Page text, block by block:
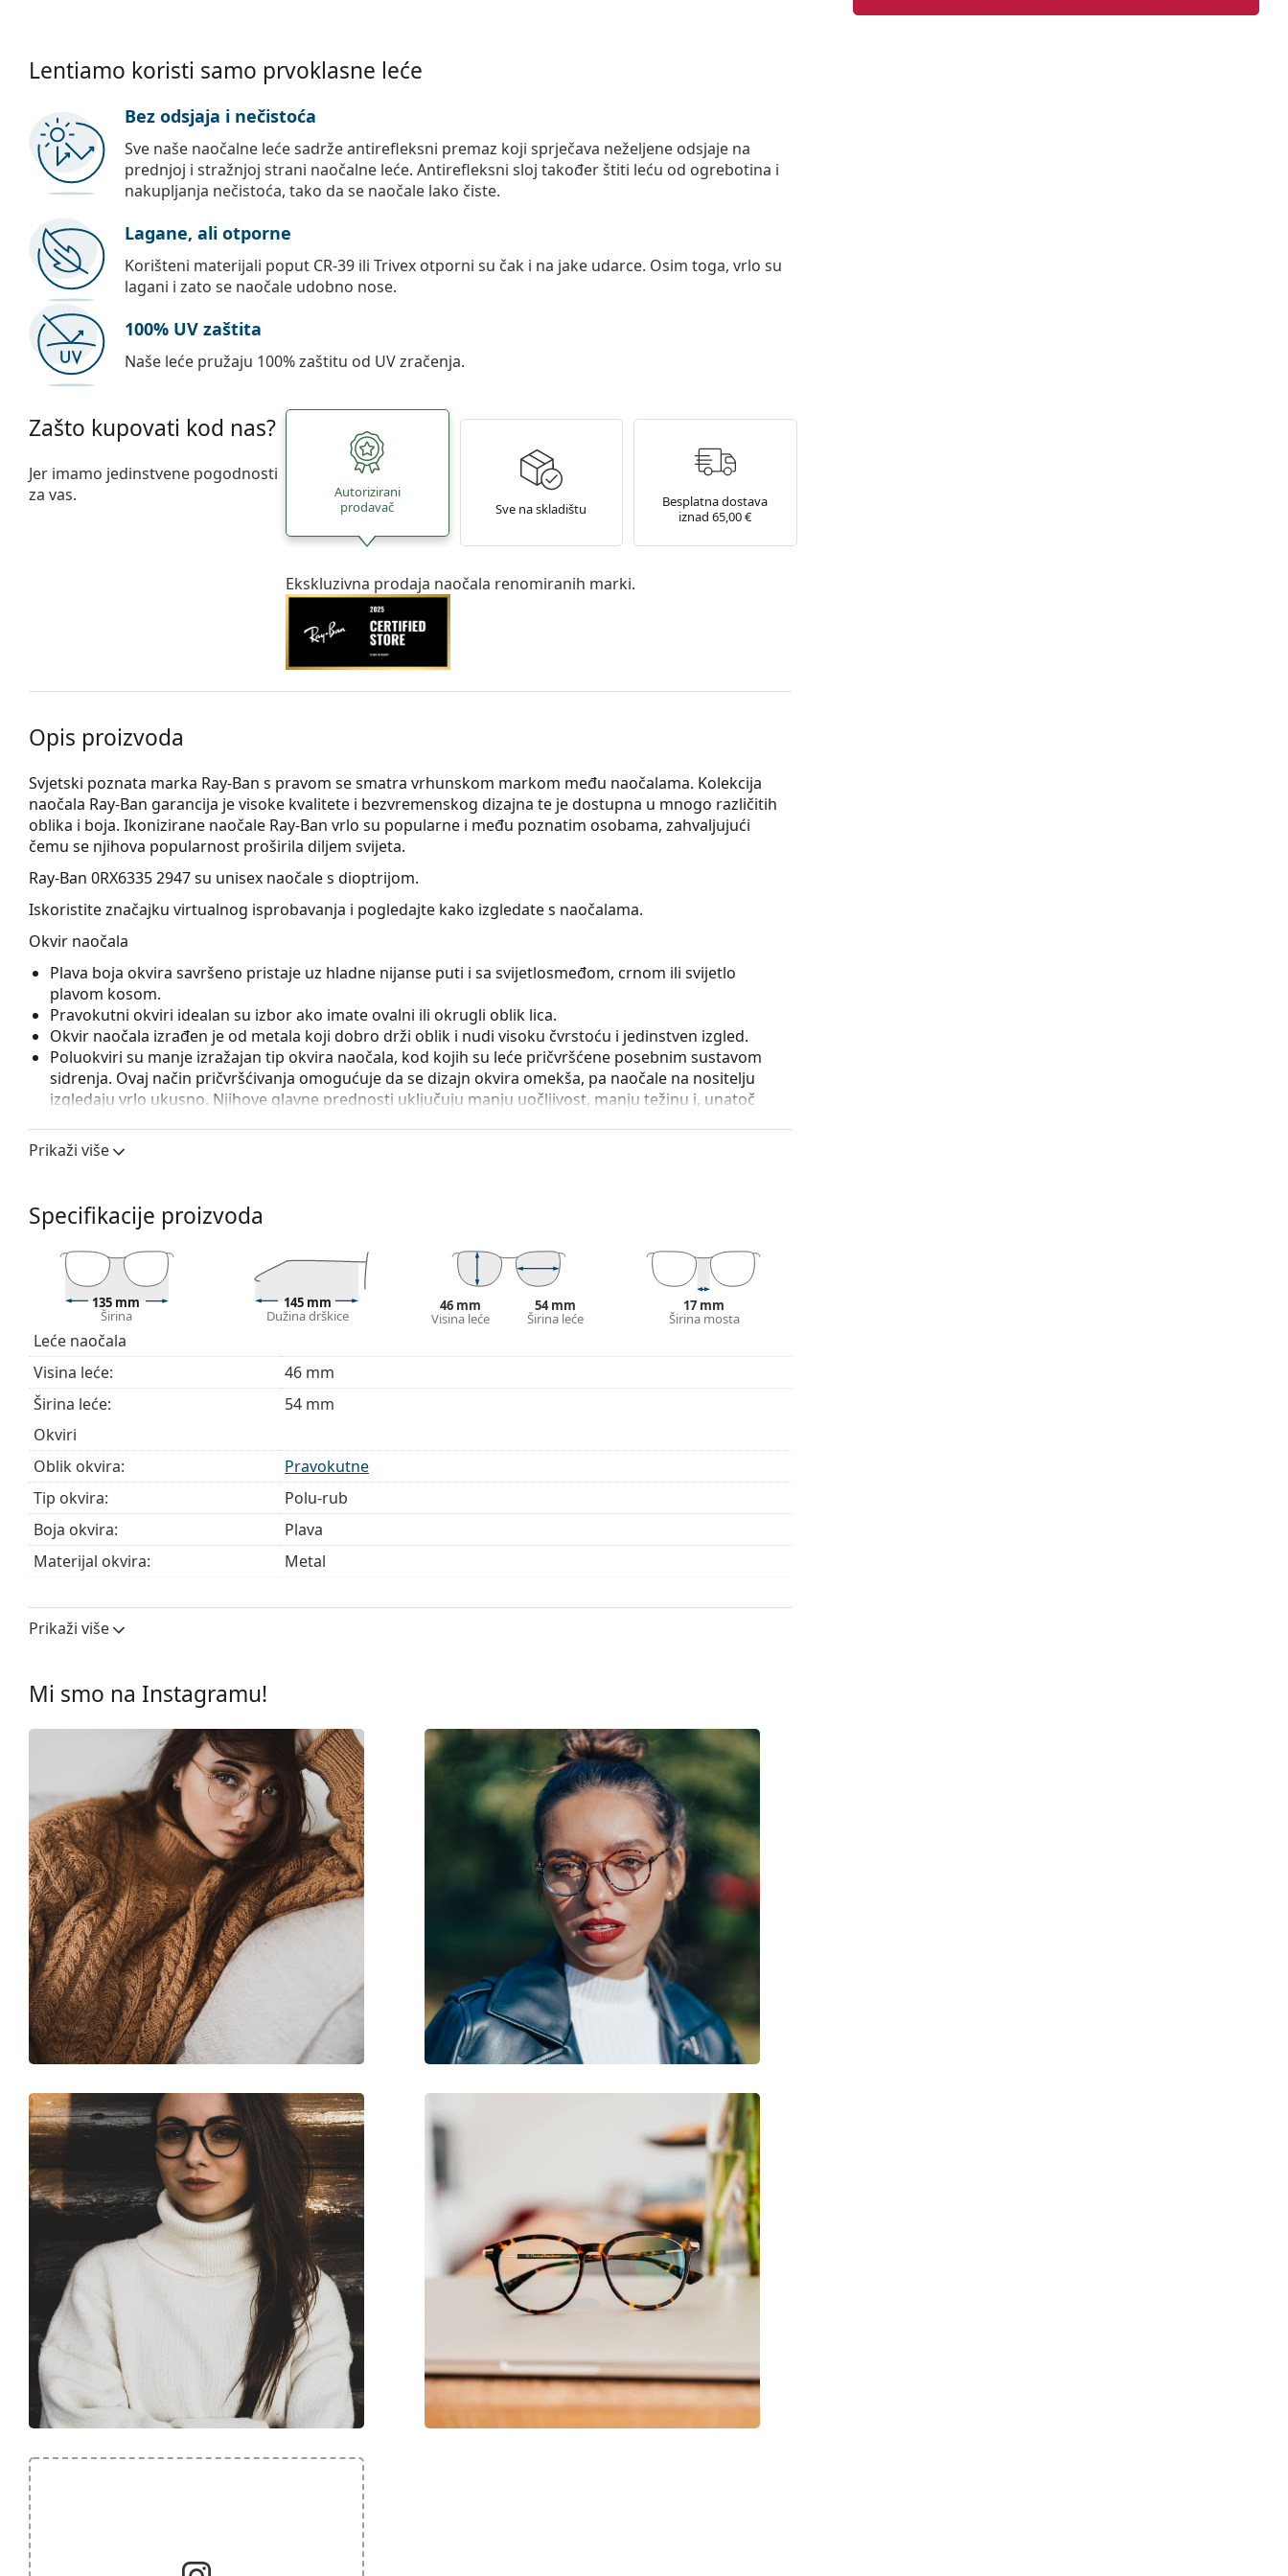
Lentiamo koristi samo prvoklasne leće
Bez odsjaja i nečistoća
Sve naše naočalne leće sadrže antirefleksni premaz koji sprječava neželjene odsjaje na
prednjoj i stražnjoj strani naočalne leće. Antirefleksni sloj također štiti leću od ogrebotina i
nakupljanja nečistoća, tako da se naočale lako čiste.
Lagane, ali otporne
Korišteni materijali poput CR-39 ili Trivex otporni su čak i na jake udarce. Osim toga, vrlo su
lagani i zato se naočale udobno nose.
100% UV zaštita
Naše leće pružaju 100% zaštitu od UV zračenja.
Zašto kupovati kod nas?
Jer imamo jedinstvene pogodnosti
za vas.
Autorizirani
prodavač
Sve na skladištu
Besplatna dostava
iznad 65,00 €
Ekskluzivna prodaja naočala renomiranih marki.
Opis proizvoda
Svjetski poznata marka Ray-Ban s pravom se smatra vrhunskom markom među naočalama. Kolekcija
naočala Ray-Ban garancija je visoke kvalitete i bezvremenskog dizajna te je dostupna u mnogo različitih
oblika i boja. Ikonizirane naočale Ray-Ban vrlo su popularne i među poznatim osobama, zahvaljujući
čemu se njihova popularnost proširila diljem svijeta.
Ray-Ban 0RX6335 2947su unisex naočale s dioptrijom.
Iskoristite značajku virtualnog isprobavanja i pogledajte kako izgledate s naočalama.
Okvir naočala
Plava boja okvira savršeno pristaje uz hladne nijanse puti i sa svijetlosmeđom, crnom ili svijetlo
plavom kosom.
Pravokutni okviri idealan su izbor ako imate ovalni ili okrugli oblik lica.
Okvir naočala izrađen je od metala koji dobro drži oblik i nudi visoku čvrstoću i jedinstven izgled.
Poluokviri su manje izražajan tip okvira naočala, kod kojih su leće pričvršćene posebnim sustavom
sidrenja. Ovaj način pričvršćivanja omogućuje da se dizajn okvira omekša, pa naočale na nositelju
izgledaju vrlo ukusno. Njihove glavne prednosti uključuju manju uočljivost, manju težinu i, unatoč
leće s visokim indeksom loma, tj. stanjenje varijante s indeksom iznad 1,5, ili poseban materijal Trivex.
Podesivi nosni jastučići omogućuju lagano podešavanje položaja i sjedenja naočala. Nosni jastučići se
uvijek treba obaviti iskusni optičar kako bi se izbjegla oštećenja ili lom zbog nestručne manipulacije.
Pribor
Naočale isporučujemo s originalnom futrolom. Boja futrole i njena izvedba mogu se razlikovati.
Krpa koja se nalazi u pakiranju idealna je za čišćenje i njegu naočala. Neki modeli umjesto krpe mogu
sadržavati tekstilnu vrećicu.
Istražite cijelu ponudu
kupnju naočalaako trebate pomoć pri odabiru.
Ovo je medicinski proizvod. Prije uporabe pročitajte upute za uporabu.
Prikaži više
Specifikacije proizvoda
135 mm
Širina
145 mm
Dužina drškice
46 mm
Visina leće
54 mm
Širina leće
17 mm
Širina mosta
Leće naočala
Visina leće:
46 mm
Širina leće:
54 mm
Okviri
Oblik okvira:
Pravokutne
Tip okvira:
Polu-rub
Boja okvira:
Plava
Materijal okvira:
Metal
Širina:
Širina mosta:
Prilagodljivi jastučići za nos:
Da
Kutijica:
Da
Krpa za čišćenje:
Da
Ostalo
Spol:
Unisex
Kategorija:
Marka:
Kod:
0RX6335 2947 54
Prikaži više
Mi smo na Instagramu!